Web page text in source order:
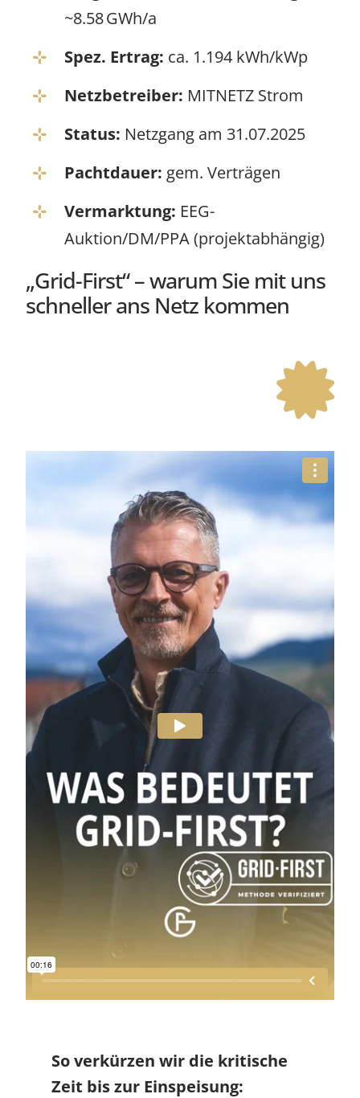
~8.58 GWh/a
Spez. Ertrag: ca. 1.194 kWh/kWp
Netzbetreiber: MITNETZ Strom
Status: Netzgang am 31.07.2025
Pachtdauer: gem. Verträgen
Vermarktung: EEG-
Auktion/DM/PPA (projektabhängig)
„Grid-First“ – warum Sie mit uns
schneller ans Netz kommen
So verkürzen wir die kritische
Zeit bis zur Einspeisung: